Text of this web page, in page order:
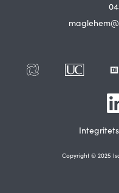
Copyright © 2025